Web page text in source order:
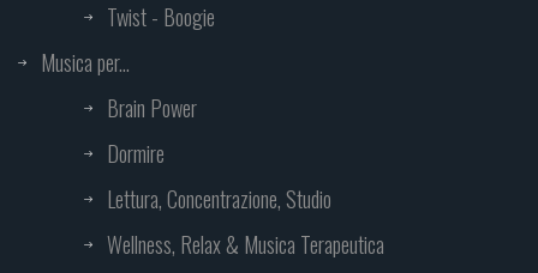
Twist - Boogie
Musica per...
Brain Power
Dormire
Lettura, Concentrazione, Studio
Wellness, Relax & Musica Terapeutica